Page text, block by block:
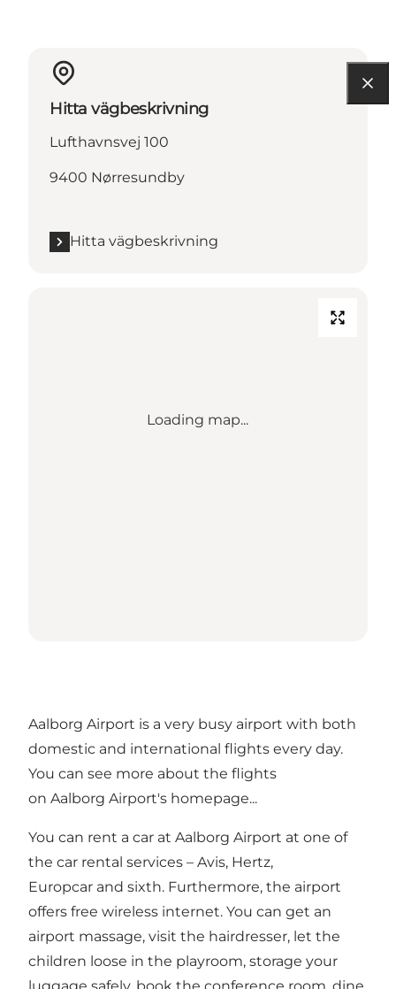
Hitta vägbeskrivning
Lufthavnsvej 100
9400 Nørresundby
Hitta vägbeskrivning
Loading map...
Aalborg Airport is a very busy airport with both
domestic and international flights every day.
You can see more about the flights
on Aalborg Airport's homepage...
You can rent a car at Aalborg Airport at one of
the car rental services – Avis, Hertz,
Europcar and sixth. Furthermore, the airport
offers free wireless internet. You can get an
airport massage, visit the hairdresser, let the
children loose in the playroom, storage your